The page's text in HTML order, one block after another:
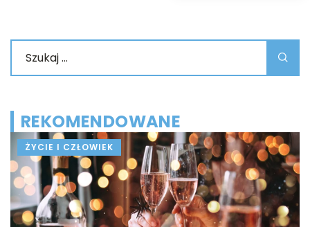
REKOMENDOWANE
ŻYCIE I CZŁOWIEK